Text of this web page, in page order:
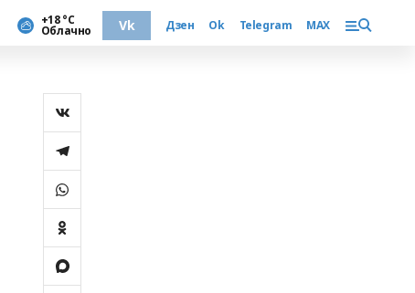
+18 °С
Облачно Vk Дзен Ok Telegram MAX